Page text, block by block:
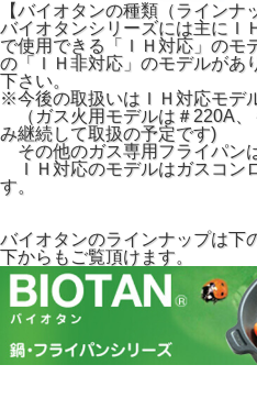
【バイオタンの種類（ラインナ
バイオタンシリーズには主にＩ
で使用できる「ＩＨ対応」のモ
の「ＩＨ非対応」のモデルがあ
下さい。
※今後の取扱いはＩＨ対応モデ
（ガス火用モデルは＃220A
み継続して取扱の予定です)
その他のガス専用フライパン
ＩＨ対応のモデルはガスコン
す。
バイオタンのラインナップは下
下からもご覧頂けます。